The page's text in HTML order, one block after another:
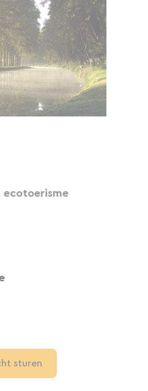
ecotoerisme
sturen